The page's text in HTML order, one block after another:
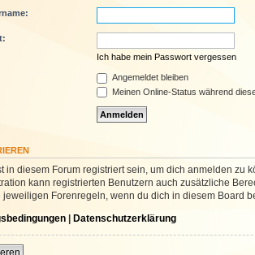
Ich habe mein Passwort vergessen
Angemeldet bleiben
Meinen Online-Status während
in diesem Forum registriert sein, um dich anmelden
kann registrierten Benutzern auch zusätzliche
jeweiligen Forenregeln, wenn du dich in diesem Board
| Datenschutzerklärung